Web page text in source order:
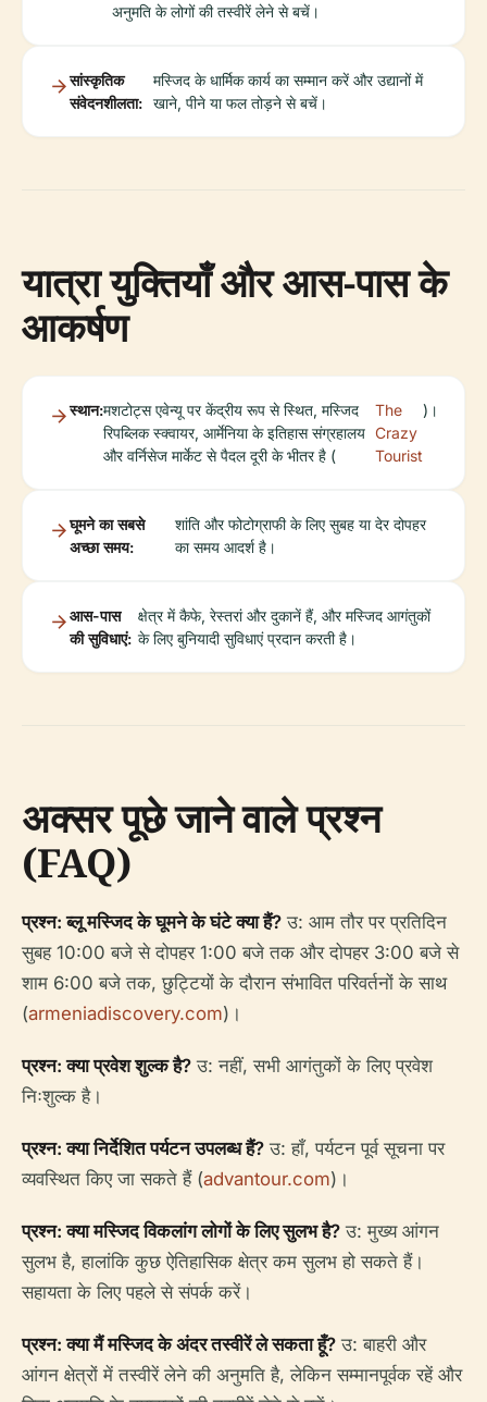
अनुमति के लोगों की तस्वीरें लेने से बचें।
सांस्कृतिक
संवेदनशीलता:
मस्जिद के धार्मिक कार्य का सम्मान करें और उद्यानों में
खाने, पीने या फल तोड़ने से बचें।
यात्रा युक्तियाँ और आस-पास के
आकर्षण
स्थान:मशटोट्स एवेन्यू पर केंद्रीय रूप से स्थित, मस्जिद
रिपब्लिक स्क्वायर, आर्मेनिया के इतिहास संग्रहालय
और वर्निसेज मार्केट से पैदल दूरी के भीतर है (
The
Crazy
Tourist
)।
घूमने का सबसे
अच्छा समय:
शांति और फोटोग्राफी के लिए सुबह या देर दोपहर
का समय आदर्श है।
आस-पास
की सुविधाएं:
क्षेत्र में कैफे, रेस्तरां और दुकानें हैं, और मस्जिद आगंतुकों
के लिए बुनियादी सुविधाएं प्रदान करती है।
अक्सर पूछे जाने वाले प्रश्न
(FAQ)
प्रश्न: ब्लू मस्जिद के घूमने के घंटे क्या हैं? उ: आम तौर पर प्रतिदिन
सुबह 10:00 बजे से दोपहर 1:00 बजे तक और दोपहर 3:00 बजे से
शाम 6:00 बजे तक, छुट्टियों के दौरान संभावित परिवर्तनों के साथ
(armeniadiscovery.com)।
प्रश्न: क्या प्रवेश शुल्क है? उ: नहीं, सभी आगंतुकों के लिए प्रवेश
निःशुल्क है।
प्रश्न: क्या निर्देशित पर्यटन उपलब्ध हैं? उ: हाँ, पर्यटन पूर्व सूचना पर
व्यवस्थित किए जा सकते हैं (advantour.com)।
प्रश्न: क्या मस्जिद विकलांग लोगों के लिए सुलभ है? उ: मुख्य आंगन
सुलभ है, हालांकि कुछ ऐतिहासिक क्षेत्र कम सुलभ हो सकते हैं।
सहायता के लिए पहले से संपर्क करें।
प्रश्न: क्या मैं मस्जिद के अंदर तस्वीरें ले सकता हूँ? उ: बाहरी और
आंगन क्षेत्रों में तस्वीरें लेने की अनुमति है, लेकिन सम्मानपूर्वक रहें और